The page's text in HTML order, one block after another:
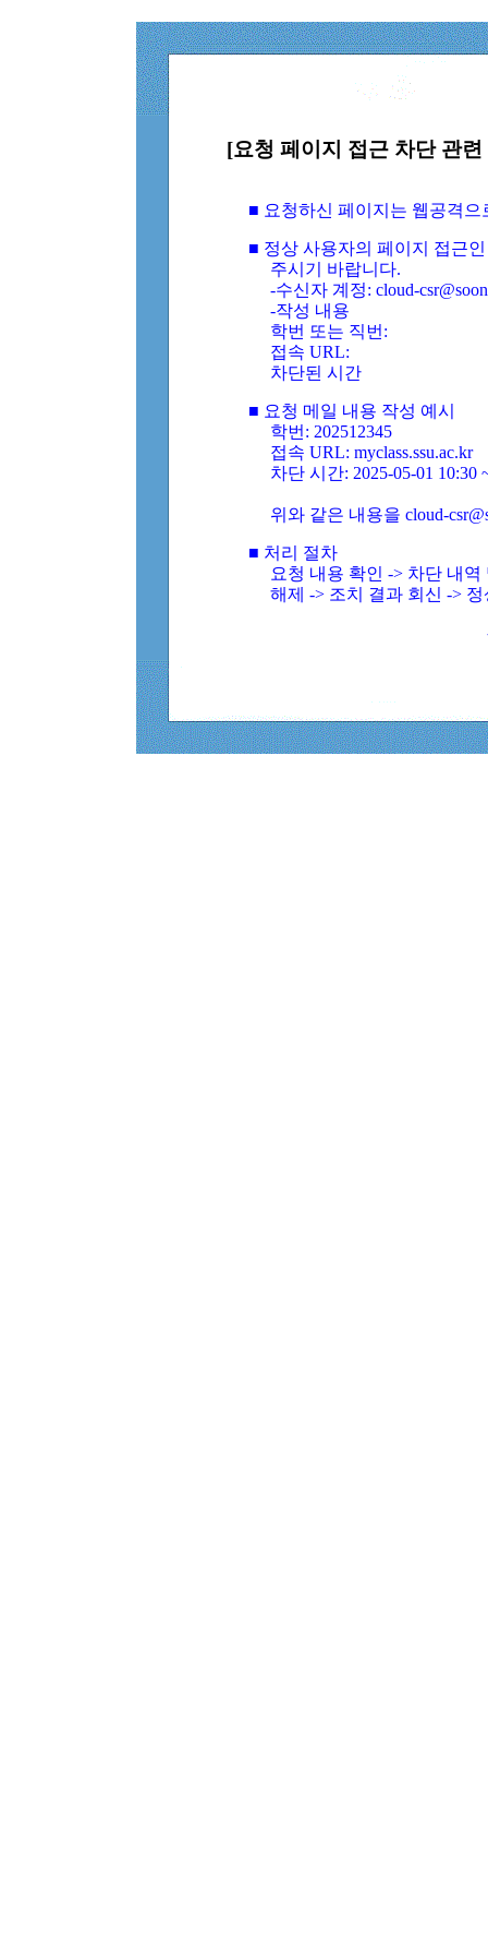
[요청 페이지 접근 차단 관
■ 요청하신 페이지는 웹공격
■ 정상 사용자의 페이지 접근
주시기 바랍니다.
-수신자 계정: cloud-
-작성 내용
학번 또는 직번:
접속 URL:
차단된 시간
■ 요청 메일 내용 작성 예시
학번: 202512345
접속 URL: myclass.ssu.ac.kr
차단 시간: 2025-05-01 10:30
위와 같은 내용을 cloud-
■ 처리 절차
요청 내용 확인 -> 차단 내
해제 -> 조치 결과 회신 ->